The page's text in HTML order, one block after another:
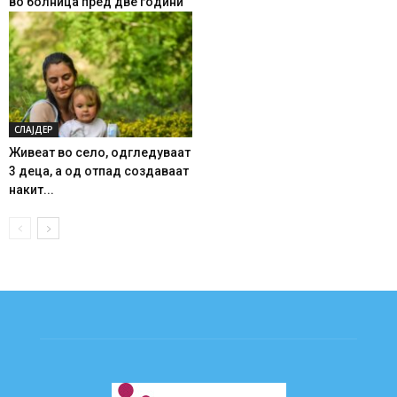
СЛАЈДЕР
Живеат во село, одгледуваат
3 деца, а од отпад создаваат
накит...